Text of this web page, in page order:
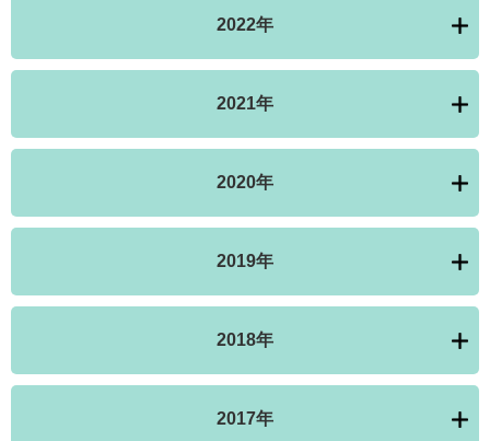
2022年
2021年
2020年
2019年
2018年
2017年